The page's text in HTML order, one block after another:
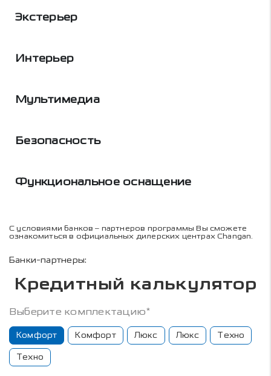
Экстерьер
Интерьер
Мультимедиа
Безопасность
Функциональное оснащение
С условиями банков – партнеров программы Вы сможете
ознакомиться в официальных дилерских центрах Changan.
Банки-партнеры:
Кредитный калькулятор
Выберите комплектацию*
Комфорт Комфорт Люкс Люкс Техно
Техно